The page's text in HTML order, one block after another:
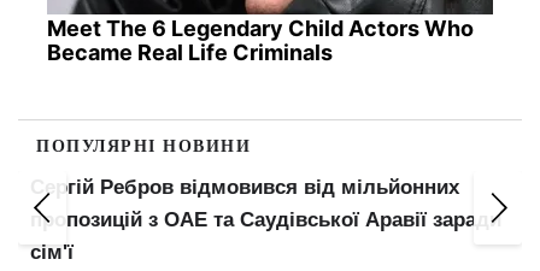
Meet The 6 Legendary Child Actors Who
Became Real Life Criminals
ПОПУЛЯРНІ НОВИНИ
відмовився від мільйонних
з ОАЕ та Саудівської Аравії заради
зміниться